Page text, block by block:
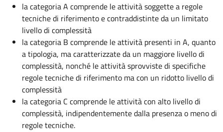
la categoria A comprende le attività soggette a regole
tecniche di riferimento e contraddistinte da un limitato
livello di complessità
la categoria B comprende le attività presenti in A, quanto
a tipologia, ma caratterizzate da un maggiore livello di
complessità, nonché le attività sprovviste di specifiche
regole tecniche di riferimento ma con un ridotto livello di
complessità
la categoria C comprende le attività con alto livello di
complessità, indipendentemente dalla presenza o meno di
regole tecniche.